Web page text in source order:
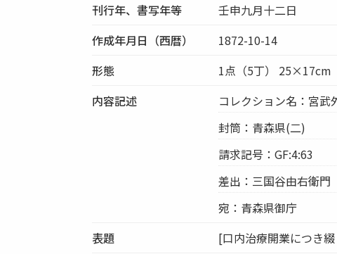
刊行年、書写年等
壬申九月十二日
作成年月日（西暦）
1872-10-14
形態
1点（5丁） 25×17cm
内容記述
コレクション名：宮武
封筒：青森県(二)
請求記号：GF:4:63
差出：三国谷由右衛門
宛：青森県御庁
表題
[口内治療開業につき